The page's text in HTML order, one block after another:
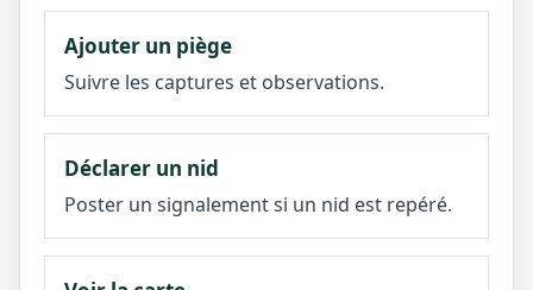
Ajouter un piège
Suivre les captures et observations.
Déclarer un nid
Poster un signalement si un nid est repéré.